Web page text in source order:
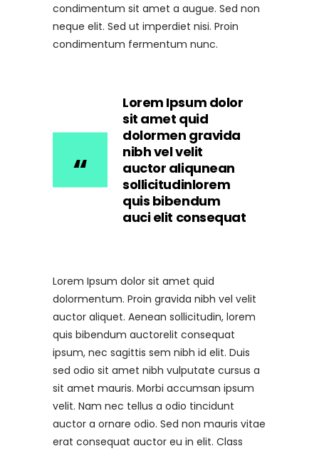
condimentum sit amet a augue. Sed non
neque elit. Sed ut imperdiet nisi. Proin
condimentum fermentum nunc.
Lorem Ipsum dolor
sit amet quid
dolormen gravida
nibh vel velit
auctor aliqunean
sollicitudinlorem
quis bibendum
auci elit consequat
Lorem Ipsum dolor sit amet quid
dolormentum. Proin gravida nibh vel velit
auctor aliquet. Aenean sollicitudin, lorem
quis bibendum auctorelit consequat
ipsum, nec sagittis sem nibh id elit. Duis
sed odio sit amet nibh vulputate cursus a
sit amet mauris. Morbi accumsan ipsum
velit. Nam nec tellus a odio tincidunt
auctor a ornare odio. Sed non mauris vitae
erat consequat auctor eu in elit. Class